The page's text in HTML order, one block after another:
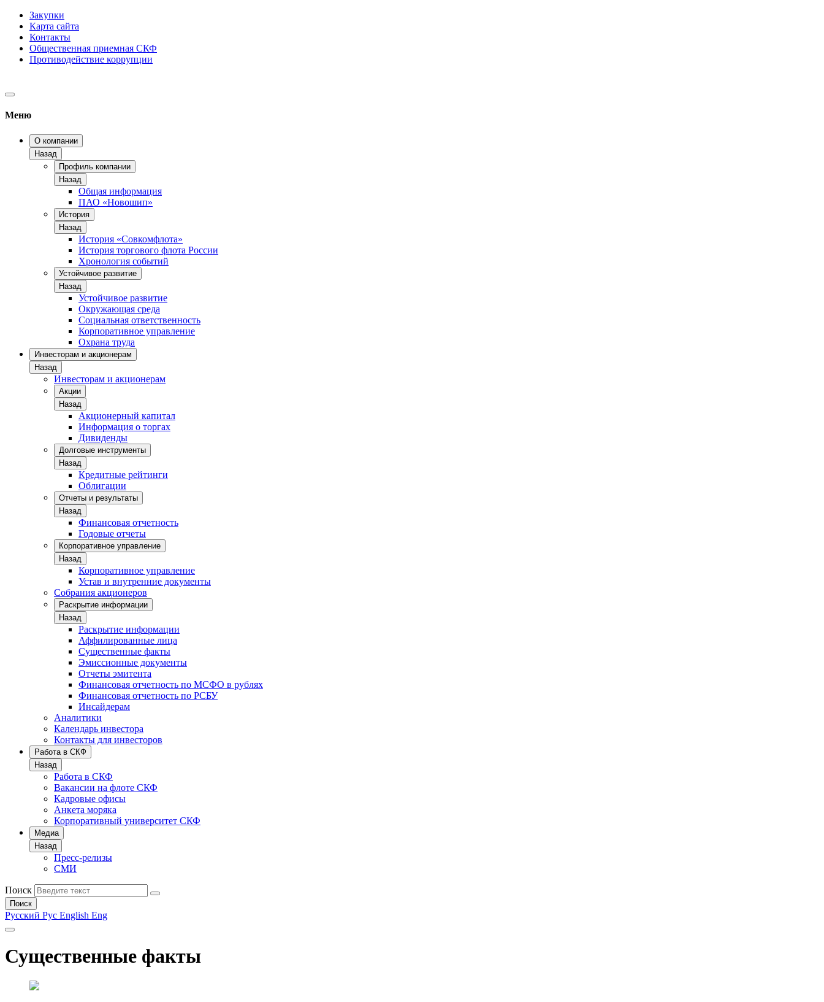
Закупки
Карта сайта
Контакты
Общественная приемная СКФ
Противодействие коррупции
Меню
О компании
Назад
Профиль компании
Назад
Общая информация
ПАО «Новошип»
История
Назад
История «Совкомфлота»
История торгового флота России
Хронология событий
Устойчивое развитие
Назад
Устойчивое развитие
Окружающая среда
Социальная ответственность
Корпоративное управление
Охрана труда
Инвесторам и акционерам
Назад
Инвесторам и акционерам
Акции
Назад
Акционерный капитал
Информация о торгах
Дивиденды
Долговые инструменты
Назад
Кредитные рейтинги
Облигации
Отчеты и результаты
Назад
Финансовая отчетность
Годовые отчеты
Корпоративное управление
Назад
Корпоративное управление
Устав и внутренние документы
Собрания акционеров
Раскрытие информации
Назад
Раскрытие информации
Аффилированные лица
Существенные факты
Эмиссионные документы
Отчеты эмитента
Финансовая отчетность по МСФО в рублях
Финансовая отчетность по РСБУ
Инсайдерам
Аналитики
Календарь инвестора
Контакты для инвесторов
Работа в СКФ
Назад
Работа в СКФ
Вакансии на флоте СКФ
Кадровые офисы
Анкета моряка
Корпоративный университет СКФ
Медиа
Назад
Пресс-релизы
СМИ
Поиск
Поиск
Русский Рус English Eng
Существенные факты